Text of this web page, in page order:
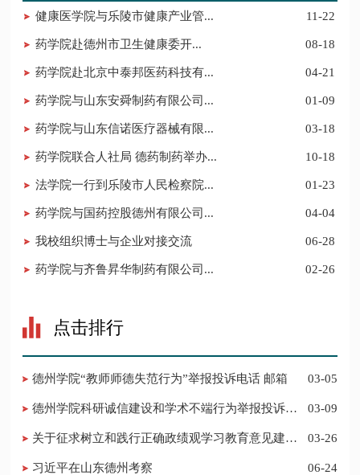
健康医学院与乐陵市健康产业管... 11-22
​药学院赴德州市卫生健康委开... 08-18
药学院赴北京中泰邦医药科技有... 04-21
药学院与山东安舜制药有限公司... 01-09
药学院与山东信诺医疗器械有限... 03-18
药学院联合人社局 德药制药举办... 10-18
法学院一行到乐陵市人民检察院... 01-23
药学院与国药控股德州有限公司... 04-04
我校组织博士与企业对接交流 06-28
药学院与齐鲁昇华制药有限公司... 02-26
点击排行
德州学院“教师师德失范行为”举报投诉电话 邮箱 03-05
德州学院科研诚信建设和学术不端行为举报投诉电
03-09
03-26
习近平在山东德州考察 06-24